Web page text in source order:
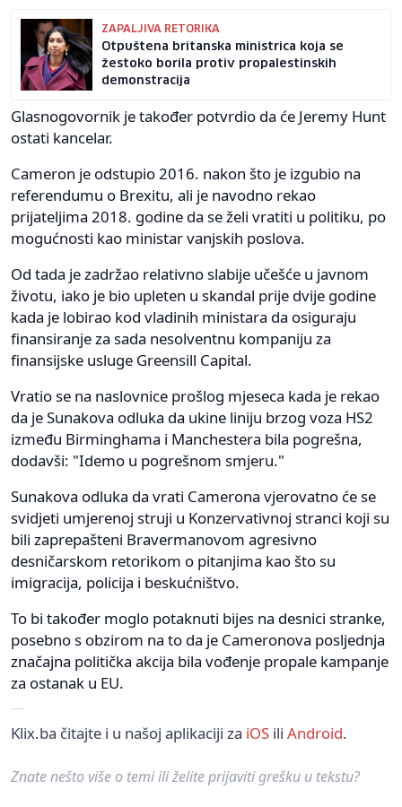
ZAPALJIVA RETORIKA
Otpuštena britanska ministrica koja se
žestoko borila protiv propalestinskih
demonstracija
Glasnogovornik je također potvrdio da će Jeremy Hunt
ostati kancelar.
Cameron je odstupio 2016. nakon što je izgubio na
referendumu o Brexitu, ali je navodno rekao
prijateljima 2018. godine da se želi vratiti u politiku, po
mogućnosti kao ministar vanjskih poslova.
Od tada je zadržao relativno slabije učešće u javnom
životu, iako je bio upleten u skandal prije dvije godine
kada je lobirao kod vladinih ministara da osiguraju
finansiranje za sada nesolventnu kompaniju za
finansijske usluge Greensill Capital.
Vratio se na naslovnice prošlog mjeseca kada je rekao
da je Sunakova odluka da ukine liniju brzog voza HS2
između Birminghama i Manchestera bila pogrešna,
dodavši: "Idemo u pogrešnom smjeru."
Sunakova odluka da vrati Camerona vjerovatno će se
svidjeti umjerenoj struji u Konzervativnoj stranci koji su
bili zaprepašteni Bravermanovom agresivno
desničarskom retorikom o pitanjima kao što su
imigracija, policija i beskućništvo.
To bi također moglo potaknuti bijes na desnici stranke,
posebno s obzirom na to da je Cameronova posljednja
značajna politička akcija bila vođenje propale kampanje
za ostanak u EU.
Klix.ba čitajte i u našoj aplikaciji za iOS ili Android.
Znate nešto više o temi ili želite prijaviti grešku u tekstu?